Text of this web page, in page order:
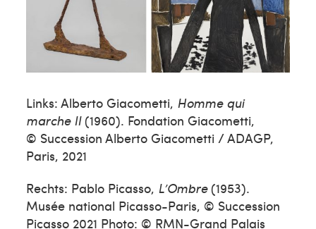
Links: Alberto Giacometti, Homme qui
marche II(1960). Fondation Giacometti,
© Succession Alberto Giacometti / ADAGP,
Paris, 2021
Rechts: Pablo Picasso, L’Ombre(1953).
Musée national Picasso-Paris, © Succession
Picasso 2021 Photo: © RMN-Grand Palais